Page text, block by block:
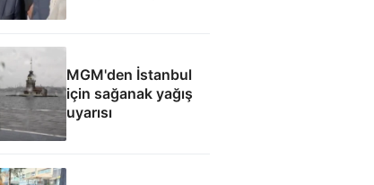
MGM'den İstanbul
için sağanak yağış
uyarısı